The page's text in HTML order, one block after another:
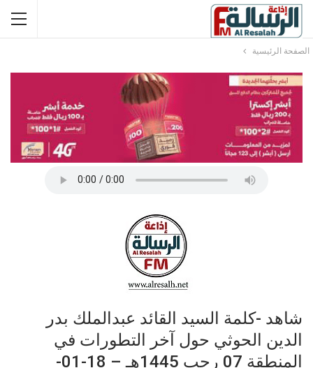
الصفحة الرئيسية
شاهد -كلمة السيد القائد عبدالملك بدر
الدين الحوثي حول آخر التطورات في
المنطقة 07 رجب 1445هـ – 18-01-